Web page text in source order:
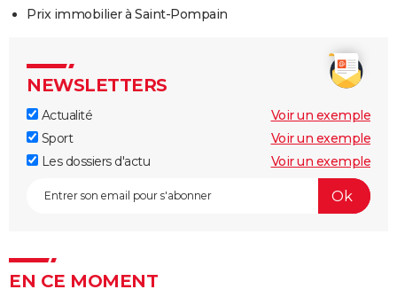
Prix immobilier à Saint-Pompain
NEWSLETTERS
Actualité
Voir un exemple
Sport
Voir un exemple
Les dossiers d'actu
Voir un exemple
EN CE MOMENT